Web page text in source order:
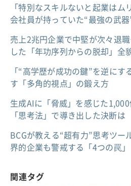
「特別なスキルないと起業は
会社員が持っていた“最強の武器
売上2兆円企業で中堅が次々退
した「年功序列からの脱却」全
「“高学歴が成功の鍵”を逆に
す「多角的視点」の鍛え方
生成AIに「脅威」を感じた
「思考法」で導き出した決断は
BCGが教える“超有力”思考ツ
界的企業も警戒する「4つの罠」
関連タグ